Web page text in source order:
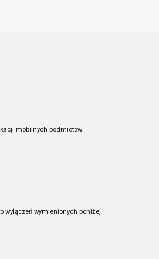
mobilnych podmiotów
wymienionych poniżej.